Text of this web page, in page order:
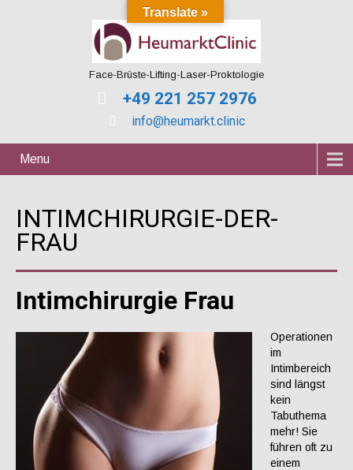
Face-Brüste-Lifting-Laser-Proktologie
+49 221 257 2976
info@heumarkt.clinic
Menu
INTIMCHIRURGIE-DER-
FRAU
Intimchirurgie Frau
Operationen
im
Intimbereich
sind längst
kein
Tabuthema
mehr! Sie
führen oft zu
einem
Translate »